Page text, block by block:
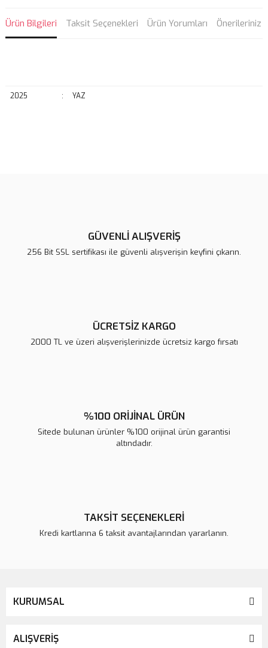
Ürün Bilgileri Taksit Seçenekleri Ürün Yorumları Önerileriniz
2025 : YAZ
Ürün açıklamasında eksik bilgiler bulunuyor.
GÜVENLİ ALIŞVERİŞ
256 Bit SSL sertifikası ile güvenli alışverişin keyfini çıkarın.
ÜCRETSİZ KARGO
2000 TL ve üzeri alışverişlerinizde ücretsiz kargo fırsatı
%100 ORİJİNAL ÜRÜN
Sitede bulunan ürünler %100 orijinal ürün garantisi
altındadır.
TAKSİT SEÇENEKLERİ
Kredi kartlarına 6 taksit avantajlarından yararlanın.
KURUMSAL
ALIŞVERİŞ